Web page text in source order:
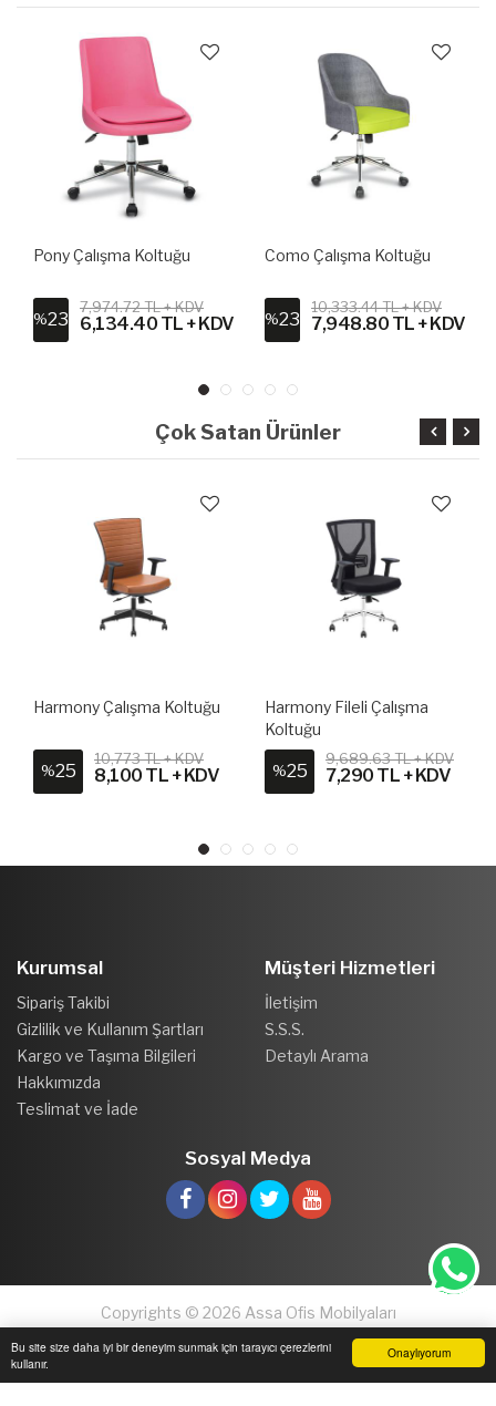
Onaylıyorum
Bu site size daha iyi bir deneyim sunmak için tarayıcı çerezlerini
kullanır.
Pony Çalışma Koltuğu
%23
7,974.72 TL + KDV
6,134.40 TL + KDV
Como Çalışma Koltuğu
%23
10,333.44 TL + KDV
7,948.80 TL + KDV
Çok Satan Ürünler
Harmony Çalışma Koltuğu
%25
10,773 TL + KDV
8,100 TL + KDV
Harmony Fileli Çalışma
Koltuğu
%25
9,689.63 TL + KDV
7,290 TL + KDV
Kurumsal
Sipariş Takibi
Gizlilik ve Kullanım Şartları
Kargo ve Taşıma Bilgileri
Hakkımızda
Teslimat ve İade
Müşteri Hizmetleri
İletişim
S.S.S.
Detaylı Arama
Sosyal Medya
Copyrights © 2026 Assa Ofis Mobilyaları
Anasayfa Sipariş Takibi İletişim